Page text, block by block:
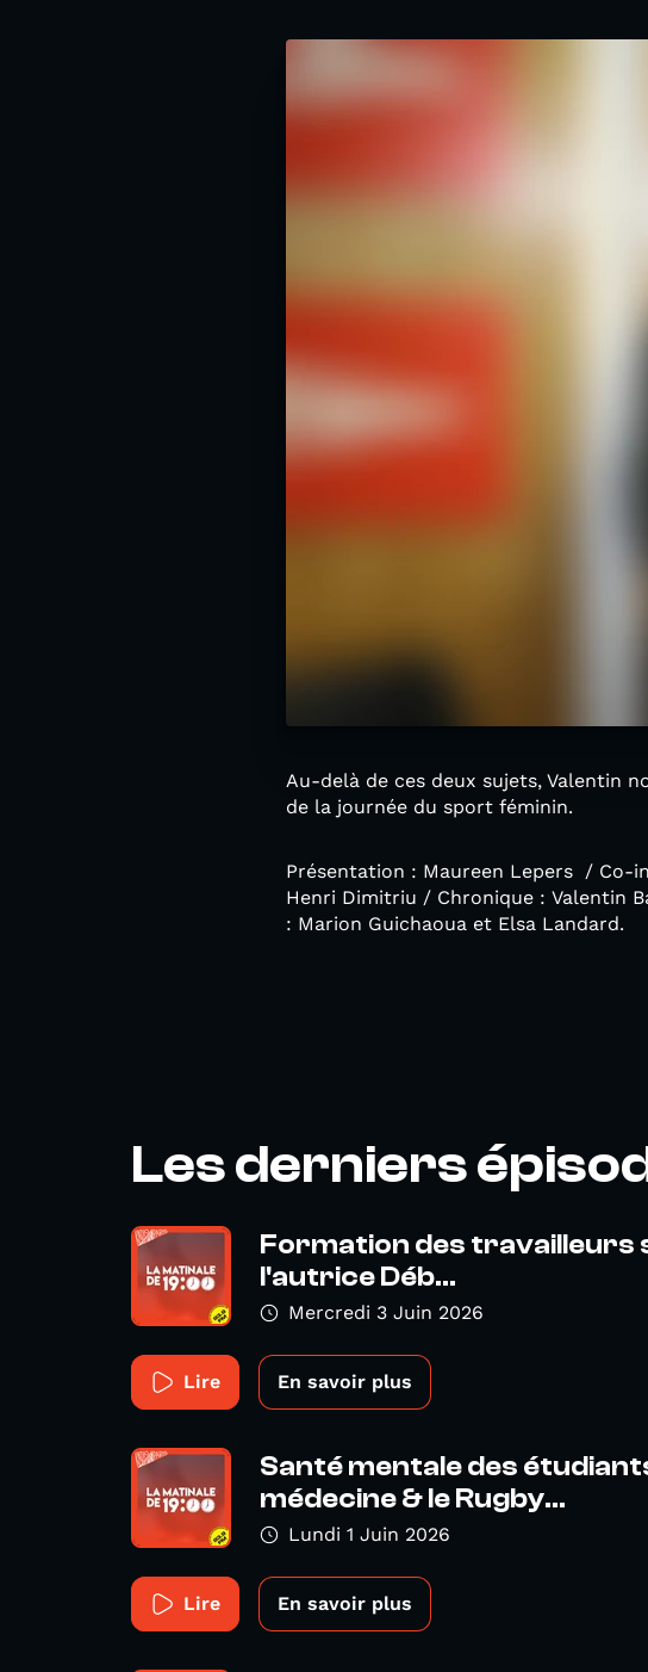
Au-delà de ces deux sujets, Valentin
de la journée du sport féminin.
Présentation : Maureen Lepers / Co-
Henri Dimitriu / Chronique : Valentin
: Marion Guichaoua et Elsa Landard.
Les derniers
Formation des travailleurs
l'autrice Déb...
Mercredi 3 Juin 2026
Lire En savoir plus
Santé mentale des
médecine & le Rugby...
Lundi 1 Juin 2026
Lire En savoir plus